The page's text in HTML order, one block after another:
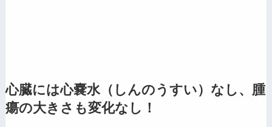
心臓には心嚢水（しんのうすい）なし、腫
瘍の大きさも変化なし！